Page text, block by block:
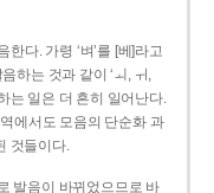
다. 가령 ‘벼’를 [베]라고
하는 것과 같이 ‘ㅚ, ㅟ,
는 일은 더 흔히 일어난다.
에서도 모음의 단순화 과
것들이다.
발음이 바뀌었으므로 바